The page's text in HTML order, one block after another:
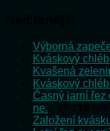
Výborná
Kváskový
Kvašená
Kváskový
Časný jarní řez
ne.
Založení